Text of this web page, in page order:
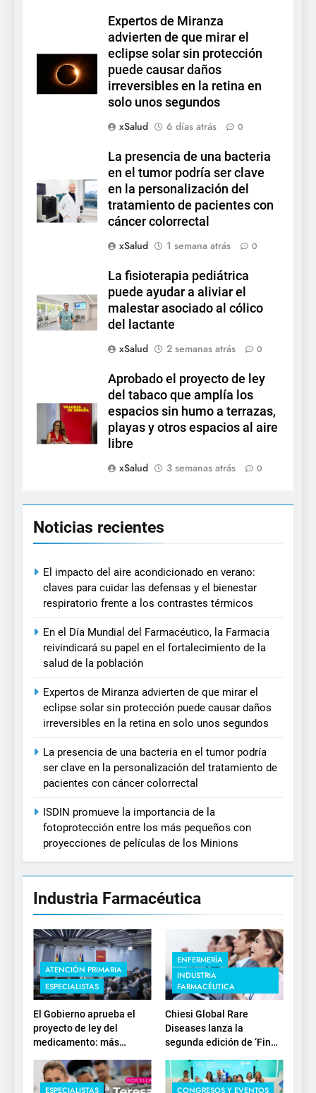
Expertos de Miranza
advierten de que mirar el
eclipse solar sin protección
puede causar daños
irreversibles en la retina en
solo unos segundos
xSalud
6 días atrás 0
La presencia de una bacteria
en el tumor podría ser clave
en la personalización del
tratamiento de pacientes con
cáncer colorrectal
xSalud
1 semana atrás 0
La fisioterapia pediátrica
puede ayudar a aliviar el
malestar asociado al cólico
del lactante
xSalud
2 semanas atrás 0
Aprobado el proyecto de ley
del tabaco que amplía los
espacios sin humo a terrazas,
playas y otros espacios al aire
libre
xSalud
3 semanas atrás 0
Noticias recientes
El impacto del aire acondicionado en verano:
claves para cuidar las defensas y el bienestar
respiratorio frente a los contrastes térmicos
En el Día Mundial del Farmacéutico, la Farmacia
reivindicará su papel en el fortalecimiento de la
salud de la población
Expertos de Miranza advierten de que mirar el
eclipse solar sin protección puede causar daños
irreversibles en la retina en solo unos segundos
La presencia de una bacteria en el tumor podría
ser clave en la personalización del tratamiento de
pacientes con cáncer colorrectal
ISDIN promueve la importancia de la
fotoprotección entre los más pequeños con
proyecciones de películas de los Minions
Industria Farmacéutica
ATENCIÓN PRIMARIA
ESPECIALISTAS
El Gobierno aprueba el
proyecto de ley del
medicamento: más
estratégica y
modernización para el
ENFERMERÍA
INDUSTRIA
FARMACÉUTICA
Chiesi Global Rare
Diseases lanza la
segunda edición de ‘Find
investigación en
enfermedades de
ESPECIALISTAS CONGRESOS Y EVENTOS